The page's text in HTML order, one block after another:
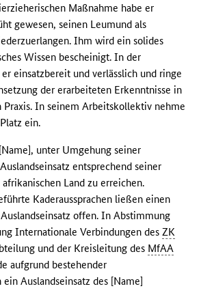
Maßnahme habe er
gewesen, seinen Leumund als
Ihm wird ein solides
Wissen bescheinigt. In der
einsatzbereit und verlässlich und ringe
der erarbeiteten Erkenntnisse in
Praxis. In seinem Arbeitskollektiv nehme
ein.
unter Umgehung seiner
entsprechend seiner
Land zu erreichen.
Kaderaussprachen ließen einen
offen. In Abstimmung
Internationale Verbindungen desZK
und der Kreisleitung des MfAA
aufgrund bestehender
Auslandseinsatz des [Name]